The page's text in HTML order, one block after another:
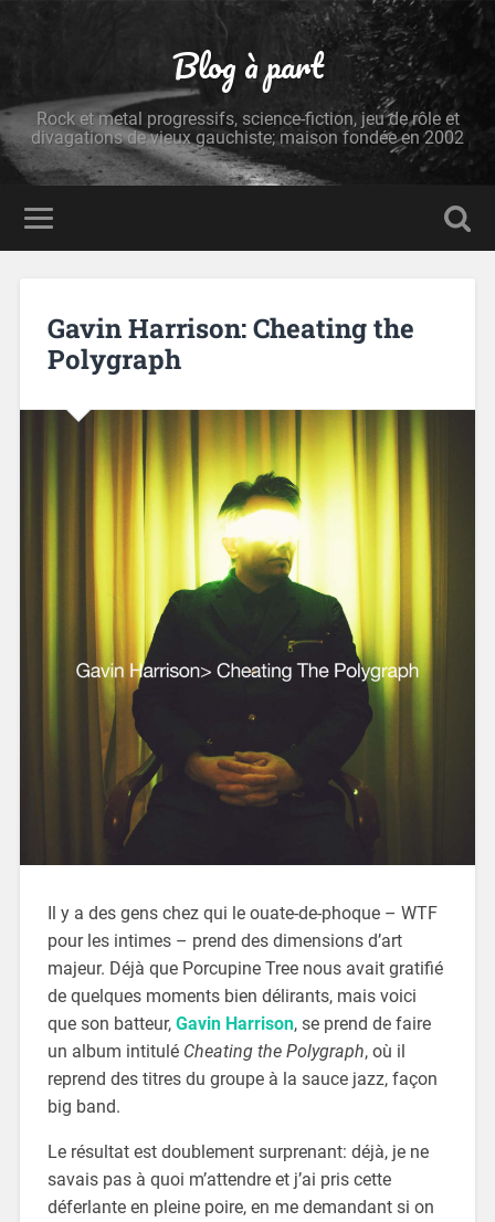
Blog à part
Rock et metal progressifs, science-fiction, jeu de rôle et
divagations de vieux gauchiste; maison fondée en 2002
Gavin Harrison: Cheating the
Polygraph
Il y a des gens chez qui le ouate-de-phoque – WTF
pour les intimes – prend des dimensions d’art
majeur. Déjà que Porcupine Tree nous avait gratifié
de quelques moments bien délirants, mais voici
que son batteur, Gavin Harrison, se prend de faire
un album intitulé Cheating the Polygraph, où il
reprend des titres du groupe à la sauce jazz, façon
big band.
Le résultat est doublement surprenant: déjà, je ne
savais pas à quoi m’attendre et j’ai pris cette
déferlante en pleine poire, en me demandant si on